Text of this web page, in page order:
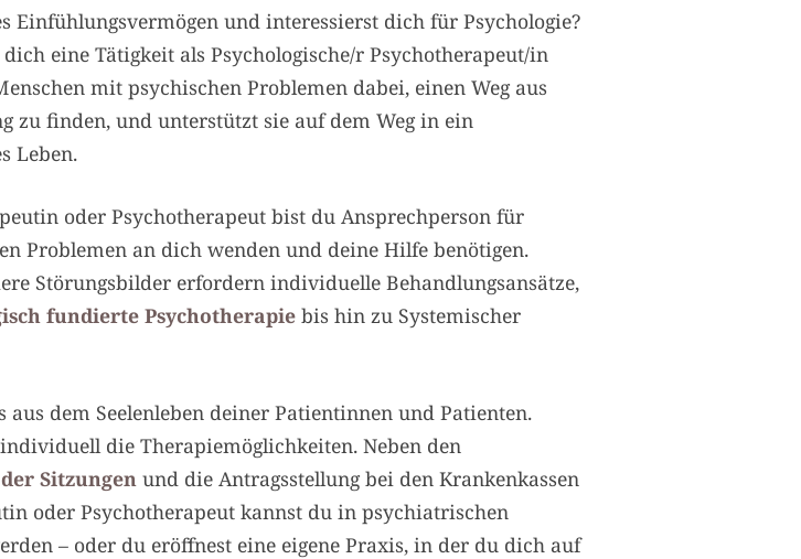
Einfühlungsvermögen und interessierst dich für Psychologie?
eine Tätigkeit als Psychologische/r Psychotherapeut/in
mit psychischen Problemen dabei, einen Weg aus
zu finden, und unterstützt sie auf dem Weg in ein
Leben.
oder Psychotherapeut bist du Ansprechperson für
Problemen an dich wenden und deine Hilfe benötigen.
Störungsbilder erfordern individuelle Behandlungsansätze,
fundierte Psychotherapie bis hin zu Systemischer
dem Seelenleben deiner Patientinnen und Patienten.
die Therapiemöglichkeiten. Neben den
Sitzungen und die Antragsstellung bei den Krankenkassen
oder Psychotherapeut kannst du in psychiatrischen
– oder du eröffnest eine eigene Praxis, in der du dich auf